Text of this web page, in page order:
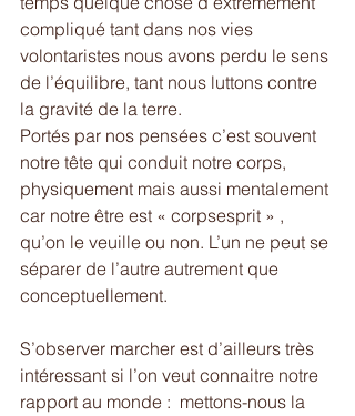
compliqué tant dans nos vies
volontaristes nous avons perdu le sens
de l’équilibre, tant nous luttons contre
la gravité de la terre.
Portés par nos pensées c’est souvent
notre tête qui conduit notre corps,
physiquement mais aussi mentalement
car notre être est « corpsesprit » ,
qu’on le veuille ou non. L’un ne peut se
séparer de l’autre autrement que
conceptuellement.
S’observer marcher est d’ailleurs très
intéressant si l’on veut connaitre notre
rapport au monde :  mettons-nous la